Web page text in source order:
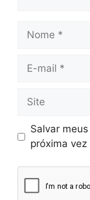
Salvar
próxima